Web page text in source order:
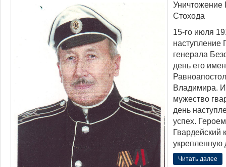
Уничтожение
Стохода
15-го июля
наступление
генерала
день его
Владимира.
мужество
день
успех.
Гвардейский
укрепленную
Читать далее